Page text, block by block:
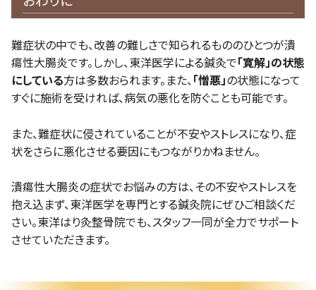
難症状の中でも、改善の難しさで知られるもののひとつが潰
瘍性大腸炎です。しかし、東洋医学による鍼灸で「寛解」の状態
にしている方は多数おられます。また、 「憎悪」の状態になって
すぐに施術を受ければ、病気の悪化を防ぐことも可能です。
また、難症状に侵されていることが不安やストレスになり、症
状をさらに悪化させる要因にもつながりかねません。
潰瘍性大腸炎の症状でお悩みの方は、その不安やストレスを
抱え込まず、東洋医学を専門とする鍼灸院にぜひご相談くだ
さい。東洋はり灸整骨院でも、スタッフ一同が全力でサポート
させていただきます。